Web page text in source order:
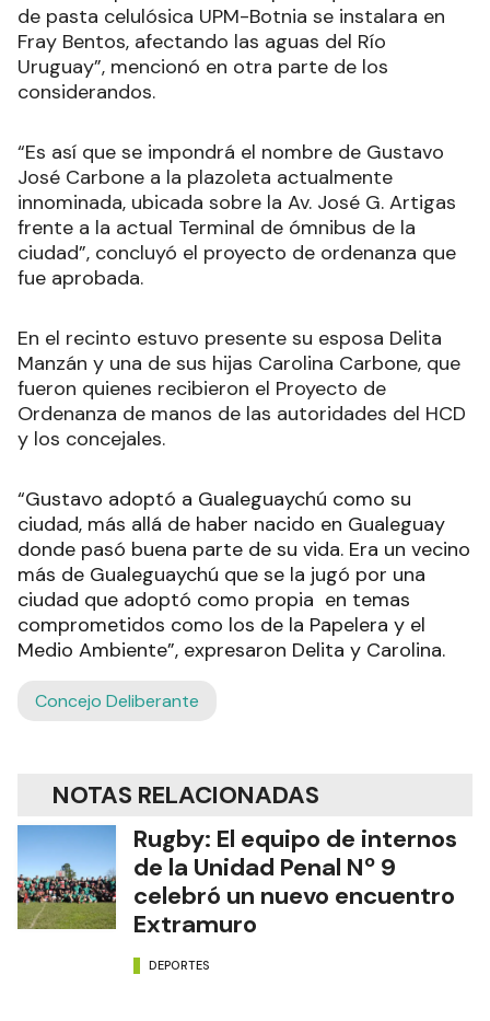
de pasta celulósica UPM-Botnia se instalara en
Fray Bentos, afectando las aguas del Río
Uruguay”, mencionó en otra parte de los
considerandos.
“Es así que se impondrá el nombre de Gustavo
José Carbone a la plazoleta actualmente
innominada, ubicada sobre la Av. José G. Artigas
frente a la actual Terminal de ómnibus de la
ciudad”, concluyó el proyecto de ordenanza que
fue aprobada.
En el recinto estuvo presente su esposa Delita
Manzán y una de sus hijas Carolina Carbone, que
fueron quienes recibieron el Proyecto de
Ordenanza de manos de las autoridades del HCD
y los concejales.
“Gustavo adoptó a Gualeguaychú como su
ciudad, más allá de haber nacido en Gualeguay
donde pasó buena parte de su vida. Era un vecino
más de Gualeguaychú que se la jugó por una
ciudad que adoptó como propia en temas
comprometidos como los de la Papelera y el
Medio Ambiente”, expresaron Delita y Carolina.
Concejo Deliberante
NOTAS RELACIONADAS
Rugby: El equipo de internos
de la Unidad Penal Nº 9
celebró un nuevo encuentro
Extramuro
DEPORTES